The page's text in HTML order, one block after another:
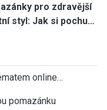
pro zdravější
styl: Jak si pochu…
online…
pomazánku